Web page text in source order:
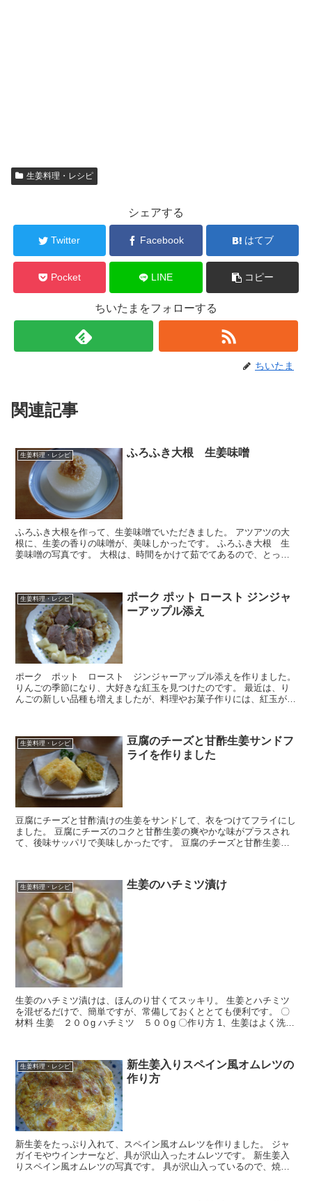
生姜料理・レシピ
シェアする
Twitter Facebook はてブ
Pocket LINE コピー
ちいたまをフォローする
ちいたま
関連記事
生姜料理・レシピ ふろふき大根 生姜味噌
ふろふき大根を作って、生姜味噌でいただきました。 アツアツの大
根に、生姜の香りの味噌が、美味しかったです。 ふろふき大根 生
姜味噌の写真です。 大根は、時間をかけて茹でてあるので、とって
生姜料理・レシピ
ポーク ポット ロースト ジンジャ
ーアップル添え
ポーク ポット ロースト ジンジャーアップル添えを作りました。
りんごの季節になり、大好きな紅玉を見つけたのです。 最近は、り
んごの新しい品種も増えましたが、料理やお菓子作りには、紅玉が一
生姜料理・レシピ
豆腐のチーズと甘酢生姜サンドフ
ライを作りました
豆腐にチーズと甘酢漬けの生姜をサンドして、衣をつけてフライにし
ました。 豆腐にチーズのコクと甘酢生姜の爽やかな味がプラスされ
て、後味サッパリで美味しかったです。 豆腐のチーズと甘酢生姜サ
生姜料理・レシピ 生姜のハチミツ漬け
生姜のハチミツ漬けは、ほんのり甘くてスッキリ。 生姜とハチミツ
を混ぜるだけで、簡単ですが、常備しておくととても便利です。 〇
材料 生姜 ２００g ハチミツ ５００g 〇作り方 1、生姜はよく洗っ
生姜料理・レシピ
新生姜入りスペイン風オムレツの
作り方
新生姜をたっぷり入れて、スペイン風オムレツを作りました。 ジャ
ガイモやウインナーなど、具が沢山入ったオムレツです。 新生姜入
りスペイン風オムレツの写真です。 具が沢山入っているので、焼く